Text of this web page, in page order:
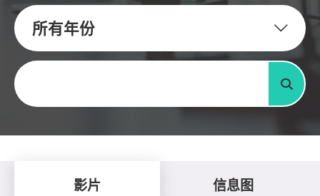
所有年份
关键字
搜寻
影片 信息图